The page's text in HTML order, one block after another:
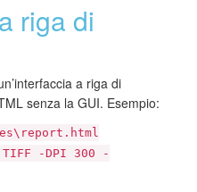
riga di
a riga di
senza la GUI. Esempio:
-DPI 300 -